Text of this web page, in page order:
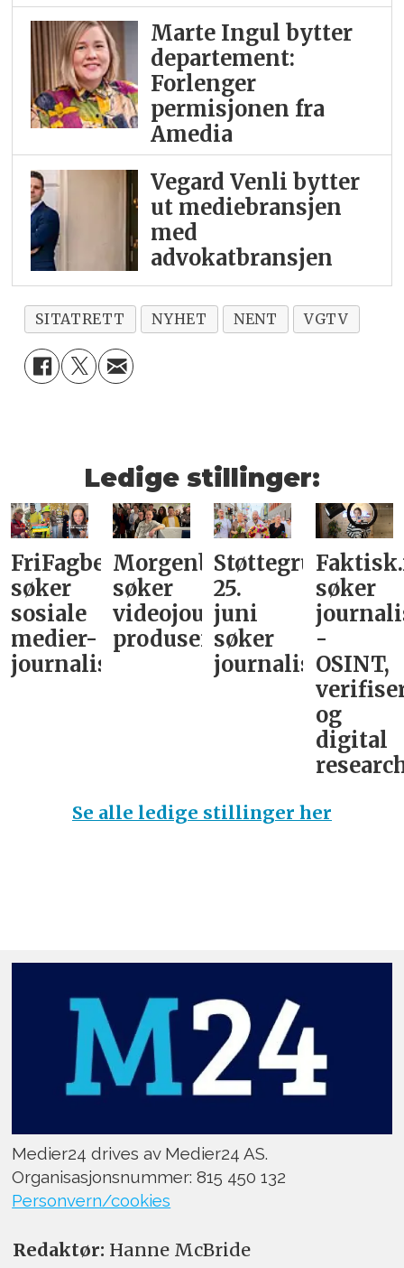
Marte Ingul bytter
departement:
Forlenger
permisjonen fra
Amedia
Vegard Venli bytter
ut mediebransjen
med
advokatbransjen
SITATRETT NYHET NENT VGTV
Ledige stillinger:
FriFagbevegelse
søker
sosiale
medier-
journalist
Morgenbladet
søker
videojournalist/podkast-
produsent
Støttegruppa
25.
juni
søker
journalist
søker
-
OSINT,
og
digital
Se alle ledige stillinger her
Medier24 drives av Medier24 AS.
Organisasjonsnummer: 815 450 132
Personvern/cookies
Redaktør: Hanne McBride